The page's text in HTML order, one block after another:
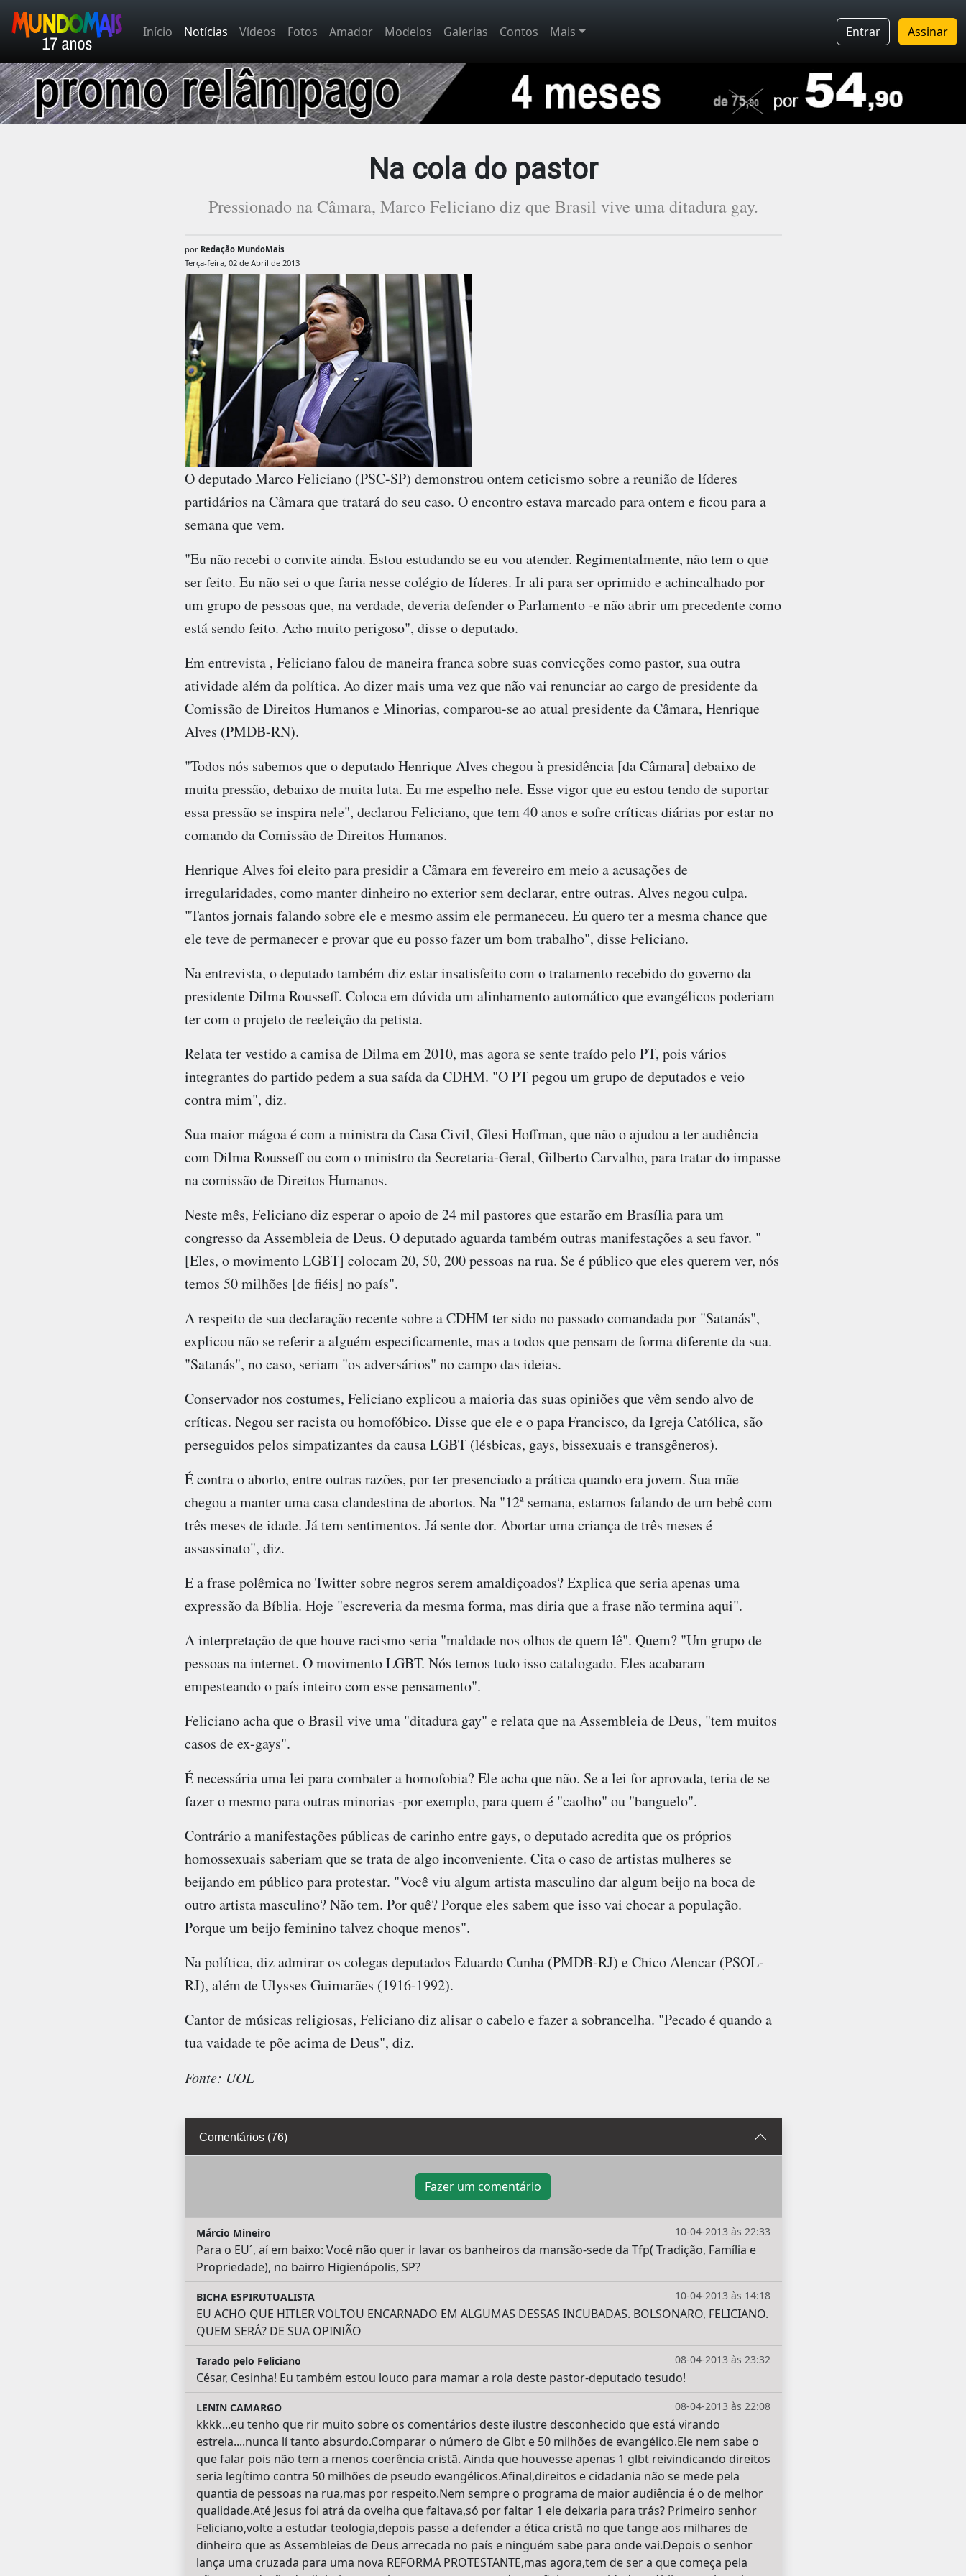
Início Notícias Vídeos Fotos Amador Modelos Galerias Contos Mais Entrar Assinar
Na cola do pastor
Pressionado na Câmara, Marco Feliciano diz que Brasil vive uma ditadura gay.
por Redação MundoMais
Terça-feira, 02 de Abril de 2013
O deputado Marco Feliciano (PSC-SP) demonstrou ontem ceticismo sobre a reunião de líderes
partidários na Câmara que tratará do seu caso. O encontro estava marcado para ontem e ficou para a
semana que vem.
"Eu não recebi o convite ainda. Estou estudando se eu vou atender. Regimentalmente, não tem o que
ser feito. Eu não sei o que faria nesse colégio de líderes. Ir ali para ser oprimido e achincalhado por
um grupo de pessoas que, na verdade, deveria defender o Parlamento -e não abrir um precedente como
está sendo feito. Acho muito perigoso", disse o deputado.
Em entrevista , Feliciano falou de maneira franca sobre suas convicções como pastor, sua outra
atividade além da política. Ao dizer mais uma vez que não vai renunciar ao cargo de presidente da
Comissão de Direitos Humanos e Minorias, comparou-se ao atual presidente da Câmara, Henrique
Alves (PMDB-RN).
"Todos nós sabemos que o deputado Henrique Alves chegou à presidência [da Câmara] debaixo de
muita pressão, debaixo de muita luta. Eu me espelho nele. Esse vigor que eu estou tendo de suportar
essa pressão se inspira nele", declarou Feliciano, que tem 40 anos e sofre críticas diárias por estar no
comando da Comissão de Direitos Humanos.
Henrique Alves foi eleito para presidir a Câmara em fevereiro em meio a acusações de
irregularidades, como manter dinheiro no exterior sem declarar, entre outras. Alves negou culpa.
"Tantos jornais falando sobre ele e mesmo assim ele permaneceu. Eu quero ter a mesma chance que
ele teve de permanecer e provar que eu posso fazer um bom trabalho", disse Feliciano.
Na entrevista, o deputado também diz estar insatisfeito com o tratamento recebido do governo da
presidente Dilma Rousseff. Coloca em dúvida um alinhamento automático que evangélicos poderiam
ter com o projeto de reeleição da petista.
Relata ter vestido a camisa de Dilma em 2010, mas agora se sente traído pelo PT, pois vários
integrantes do partido pedem a sua saída da CDHM. "O PT pegou um grupo de deputados e veio
contra mim", diz.
Sua maior mágoa é com a ministra da Casa Civil, Glesi Hoffman, que não o ajudou a ter audiência
com Dilma Rousseff ou com o ministro da Secretaria-Geral, Gilberto Carvalho, para tratar do impasse
na comissão de Direitos Humanos.
Neste mês, Feliciano diz esperar o apoio de 24 mil pastores que estarão em Brasília para um
congresso da Assembleia de Deus. O deputado aguarda também outras manifestações a seu favor. "
[Eles, o movimento LGBT] colocam 20, 50, 200 pessoas na rua. Se é público que eles querem ver, nós
temos 50 milhões [de fiéis] no país".
A respeito de sua declaração recente sobre a CDHM ter sido no passado comandada por "Satanás",
explicou não se referir a alguém especificamente, mas a todos que pensam de forma diferente da sua.
"Satanás", no caso, seriam "os adversários" no campo das ideias.
Conservador nos costumes, Feliciano explicou a maioria das suas opiniões que vêm sendo alvo de
críticas. Negou ser racista ou homofóbico. Disse que ele e o papa Francisco, da Igreja Católica, são
perseguidos pelos simpatizantes da causa LGBT (lésbicas, gays, bissexuais e transgêneros).
É contra o aborto, entre outras razões, por ter presenciado a prática quando era jovem. Sua mãe
chegou a manter uma casa clandestina de abortos. Na "12ª semana, estamos falando de um bebê com
três meses de idade. Já tem sentimentos. Já sente dor. Abortar uma criança de três meses é
assassinato", diz.
E a frase polêmica no Twitter sobre negros serem amaldiçoados? Explica que seria apenas uma
expressão da Bíblia. Hoje "escreveria da mesma forma, mas diria que a frase não termina aqui".
A interpretação de que houve racismo seria "maldade nos olhos de quem lê". Quem? "Um grupo de
pessoas na internet. O movimento LGBT. Nós temos tudo isso catalogado. Eles acabaram
empesteando o país inteiro com esse pensamento".
Feliciano acha que o Brasil vive uma "ditadura gay" e relata que na Assembleia de Deus, "tem muitos
casos de ex-gays".
É necessária uma lei para combater a homofobia? Ele acha que não. Se a lei for aprovada, teria de se
fazer o mesmo para outras minorias -por exemplo, para quem é "caolho" ou "banguelo".
Contrário a manifestações públicas de carinho entre gays, o deputado acredita que os próprios
homossexuais saberiam que se trata de algo inconveniente. Cita o caso de artistas mulheres se
beijando em público para protestar. "Você viu algum artista masculino dar algum beijo na boca de
outro artista masculino? Não tem. Por quê? Porque eles sabem que isso vai chocar a população.
Porque um beijo feminino talvez choque menos".
Na política, diz admirar os colegas deputados Eduardo Cunha (PMDB-RJ) e Chico Alencar (PSOL-
RJ), além de Ulysses Guimarães (1916-1992).
Cantor de músicas religiosas, Feliciano diz alisar o cabelo e fazer a sobrancelha. "Pecado é quando a
tua vaidade te põe acima de Deus", diz.
Fonte: UOL
Comentários (76)
Fazer um comentário
10-04-2013 às 22:33
Márcio Mineiro
Para o EU´, aí em baixo: Você não quer ir lavar os banheiros da mansão-sede da Tfp( Tradição, Família e
Propriedade), no bairro Higienópolis, SP?
10-04-2013 às 14:18
BICHA ESPIRUTUALISTA
EU ACHO QUE HITLER VOLTOU ENCARNADO EM ALGUMAS DESSAS INCUBADAS. BOLSONARO, FELICIANO.
QUEM SERÁ? DE SUA OPINIÃO
08-04-2013 às 23:32
Tarado pelo Feliciano
César, Cesinha! Eu também estou louco para mamar a rola deste pastor-deputado tesudo!
08-04-2013 às 22:08
LENIN CAMARGO
kkkk...eu tenho que rir muito sobre os comentários deste ilustre desconhecido que está virando
estrela....nunca lí tanto absurdo.Comparar o número de Glbt e 50 milhões de evangélico.Ele nem sabe o
que falar pois não tem a menos coerência cristã. Ainda que houvesse apenas 1 glbt reivindicando direitos
seria legítimo contra 50 milhões de pseudo evangélicos.Afinal,direitos e cidadania não se mede pela
quantia de pessoas na rua,mas por respeito.Nem sempre o programa de maior audiência é o de melhor
qualidade.Até Jesus foi atrá da ovelha que faltava,só por faltar 1 ele deixaria para trás? Primeiro senhor
Feliciano,volte a estudar teologia,depois passe a defender a ética cristã no que tange aos milhares de
dinheiro que as Assembleias de Deus arrecada no país e ninguém sabe para onde vai.Depois o senhor
lança uma cruzada para uma nova REFORMA PROTESTANTE,mas agora,tem de ser a que começa pela